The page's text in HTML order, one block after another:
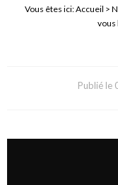
Vous êtes ici:Accueil >
vous
Publié le